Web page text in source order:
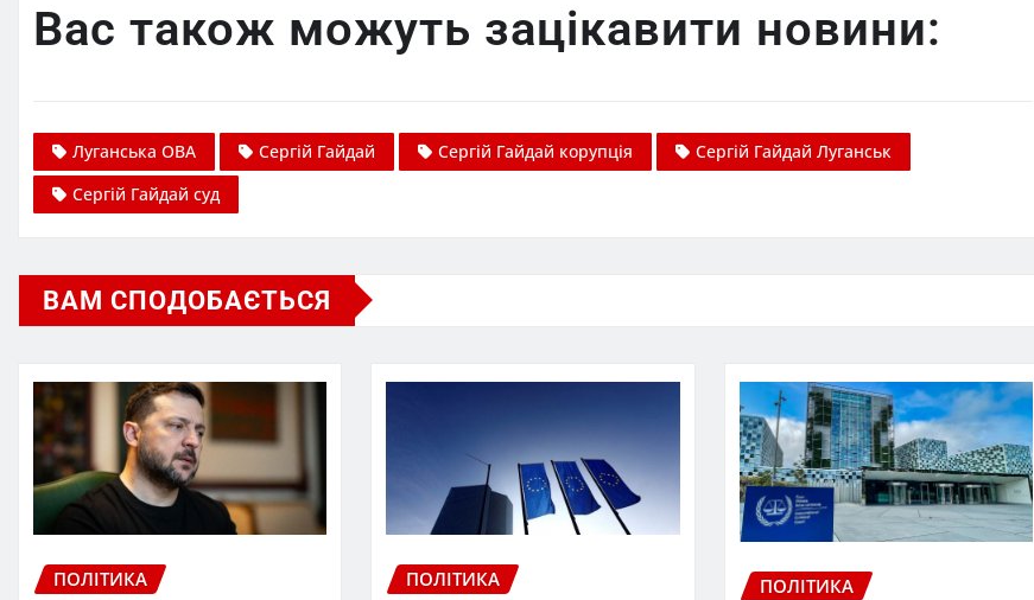
Вас також можуть зацікавити новини:
Луганська ОВА Сергій Гайдай Сергій Гайдай корупція
Сергій Гайдай Луганськ
Сергій Гайдай суд
ВАМ СПОДОБАЄТЬСЯ
ПОЛІТИКА ПОЛІТИКА ПОЛІТИКА